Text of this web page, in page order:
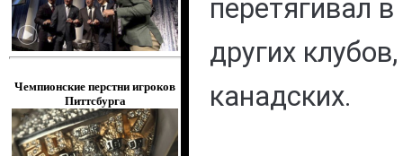
Чемпионские перстни игроков
Питтсбурга
перетягивал
других
канадских.